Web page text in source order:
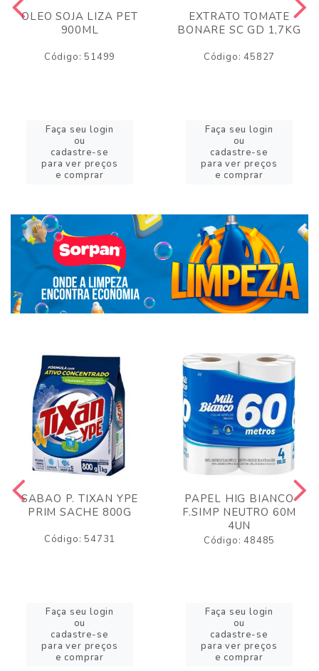
OLEO SOJA LIZA PET
900ML
Código: 51499
Faça seu login
ou
cadastre-se
para ver preços
e comprar
EXTRATO TOMATE
BONARE SC GD 1,7KG
Código: 45827
Faça seu login
ou
cadastre-se
para ver preços
e comprar
SABAO P. TIXAN YPE
PRIM SACHE 800G
Código: 54731
Faça seu login
ou
cadastre-se
para ver preços
e comprar
PAPEL HIG BIANCO
F.SIMP NEUTRO 60M
4UN
Código: 48485
Faça seu login
ou
cadastre-se
para ver preços
e comprar